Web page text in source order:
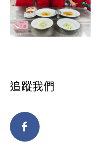
追蹤我們